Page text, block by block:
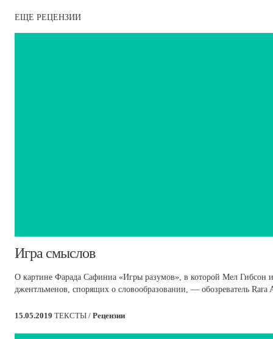
ЕЩЕ РЕЦЕНЗИИ
​Игра смыслов
О картине Фарада Сафиниа «Игры разумов», в которой Мел
джентльменов, спорящих о словообразовании, — обозреватель
15.05.2019 ТЕКСТЫ / Рецензии